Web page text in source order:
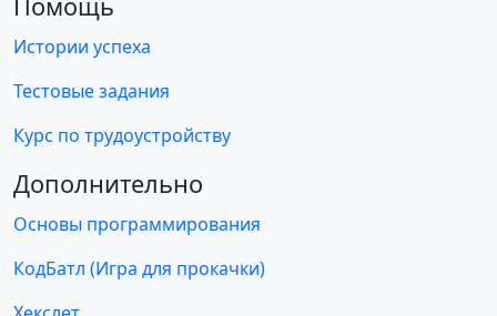
Истории успеха
Тестовые задания
Курс по трудоустройству
Дополнительно
Основы программирования
КодБатл (Игра для прокачки)